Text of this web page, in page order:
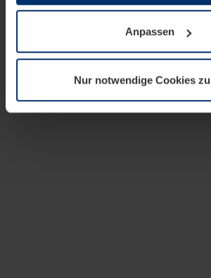
wenn diese für den Betrieb dieser Seite
notwendig sind. Für alle anderen
wir Ihre Erlaubnis. Ihre Einwilligung
Datenschutzerklärungunserer
widerrufen.
Anpassen
Nur notwendige Cookies